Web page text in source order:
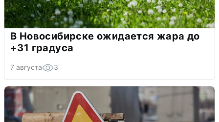
В Новосибирске ожидается жара до
+31 градуса
7 августа 3